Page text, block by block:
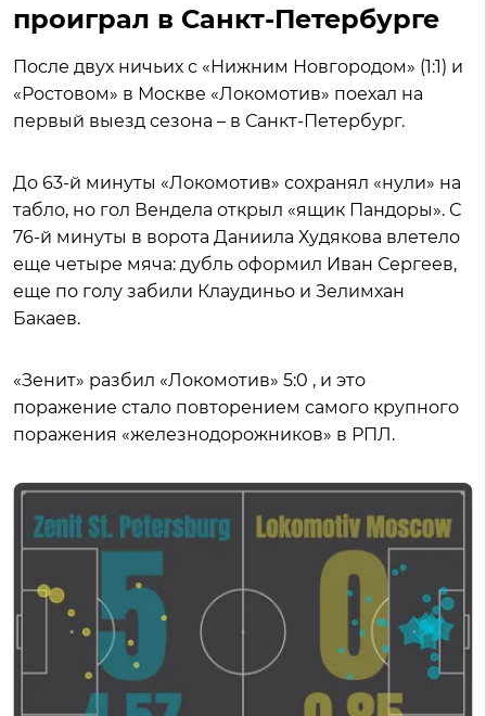
проиграл в Санкт-Петербурге
После двух ничьих с «Нижним Новгородом» (1:1) и
«Ростовом» в Москве «Локомотив» поехал на
первый выезд сезона – в Санкт-Петербург.
До 63-й минуты «Локомотив» сохранял «нули» на
табло, но гол Вендела открыл «ящик Пандоры». С
76-й минуты в ворота Даниила Худякова влетело
еще четыре мяча: дубль оформил Иван Сергеев,
еще по голу забили Клаудиньо и Зелимхан
Бакаев.
«Зенит» разбил «Локомотив» 5:0 , и это
поражение стало повторением самого крупного
поражения «железнодорожников» в РПЛ.